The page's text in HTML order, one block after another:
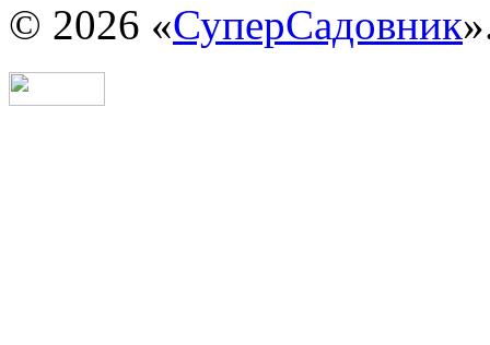
© 2026 «СуперСадовник